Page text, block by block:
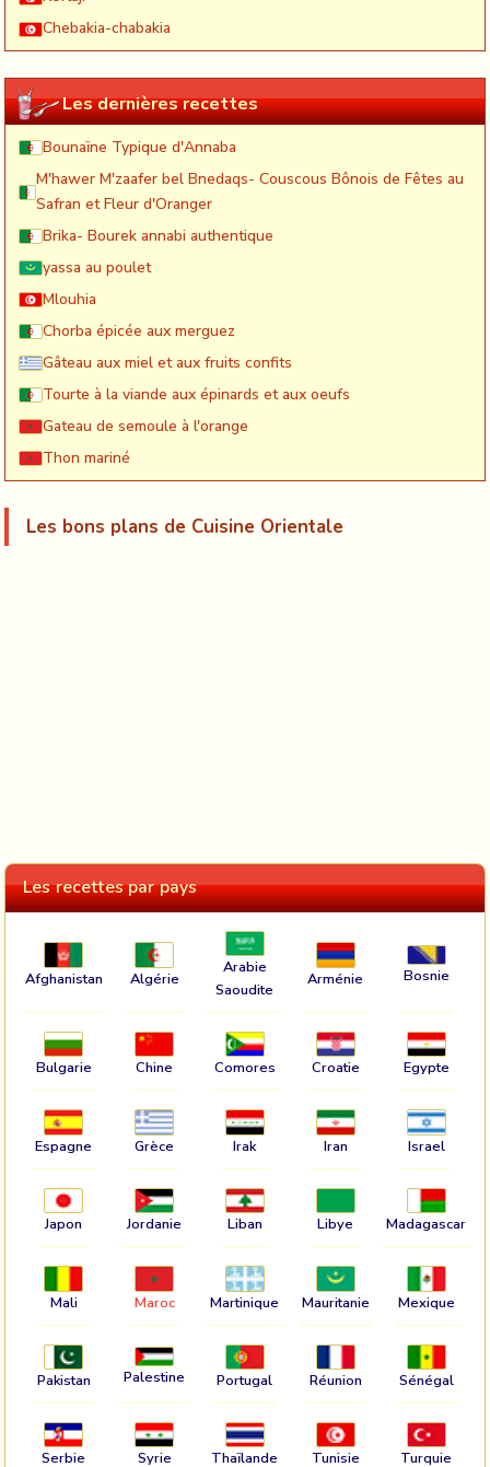
Chebakia-chabakia
Les dernières recettes
Bounaïne Typique d'Annaba
M'hawer M'zaafer bel Bnedaqs- Couscous Bônois de Fêtes au
Safran et Fleur d'Oranger
Brika- Bourek annabi authentique
yassa au poulet
Mlouhia
Chorba épicée aux merguez
Gâteau aux miel et aux fruits confits
Tourte à la viande aux épinards et aux oeufs
Gateau de semoule à l'orange
Thon mariné
Les bons plans de Cuisine Orientale
Les recettes par pays
Afghanistan Algérie
Arabie
Saoudite
Arménie Bosnie
Bulgarie Chine Comores Croatie Egypte
Espagne Grèce Irak Iran Israel
Japon Jordanie Liban Libye Madagascar
Mali Maroc Martinique Mauritanie Mexique
Pakistan Palestine Portugal Réunion Sénégal
Serbie Syrie Thaïlande Tunisie Turquie